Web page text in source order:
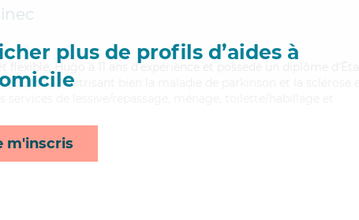
plus de profils d’aides à
m'inscris
flexible, Hugo a 11 ans d'expérience et possède un diplôme d'État
(DEAVS). Maitrisant bien la maladie de parkinson et la sclérose